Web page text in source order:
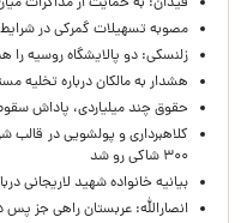
مصوبه تسهیلات گمرکی در
زلنسکی: دو پالایشگاه روسیه را
هشدار به مالکان درباره تخلیه
حقوق چند میلیاردی، پاداش
کلاهبرداری و پولشویی در قالب
۳۰۰ شاکی رو شد
بیانیه خانواده شهید لاریجانی
انصارالله: عربستان راهی جز